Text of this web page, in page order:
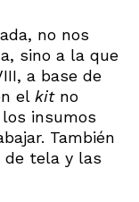
no nos
sino a la que
a base de
el kitno
insumos
También
de tela y las